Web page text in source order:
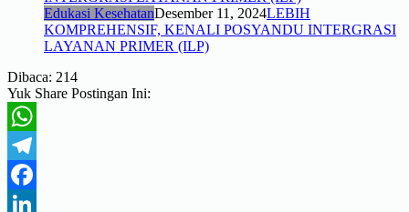
Edukasi KesehatanDesember 11, 2024LEBIH
KOMPREHENSIF, KENALI POSYANDU INTERGRASI
LAYANAN PRIMER (ILP)
Dibaca: 214
Yuk Share Postingan Ini:
WhatsApp
Telegram
Facebook